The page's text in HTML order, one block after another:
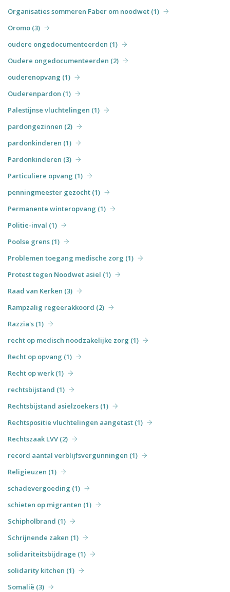
Organisaties sommeren Faber om noodwet (1)
Oromo (3)
oudere ongedocumenteerden (1)
Oudere ongedocumenteerden (2)
ouderenopvang (1)
Ouderenpardon (1)
Palestijnse vluchtelingen (1)
pardongezinnen (2)
pardonkinderen (1)
Pardonkinderen (3)
Particuliere opvang (1)
penningmeester gezocht (1)
Permanente winteropvang (1)
Politie-inval (1)
Poolse grens (1)
Problemen toegang medische zorg (1)
Protest tegen Noodwet asiel (1)
Raad van Kerken (3)
Rampzalig regeerakkoord (2)
Razzia's (1)
recht op medisch noodzakelijke zorg (1)
Recht op opvang (1)
Recht op werk (1)
rechtsbijstand (1)
Rechtsbijstand asielzoekers (1)
Rechtspositie vluchtelingen aangetast (1)
Rechtszaak LVV (2)
record aantal verblijfsvergunningen (1)
Religieuzen (1)
schadevergoeding (1)
schieten op migranten (1)
Schipholbrand (1)
Schrijnende zaken (1)
solidariteitsbijdrage (1)
solidarity kitchen (1)
Somalië (3)